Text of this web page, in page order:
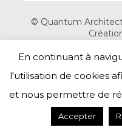
© Quantum
En continuant à
l'utilisation de cookies
et nous permettre de
Accepter